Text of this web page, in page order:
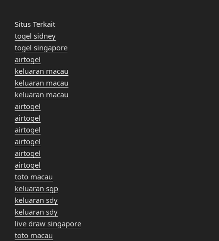
Situs Terkait
togel sidney
togel singapore
airtogel
keluaran macau
keluaran macau
keluaran macau
airtogel
airtogel
airtogel
airtogel
airtogel
airtogel
toto macau
keluaran sgp
keluaran sdy
keluaran sdy
live draw singapore
toto macau